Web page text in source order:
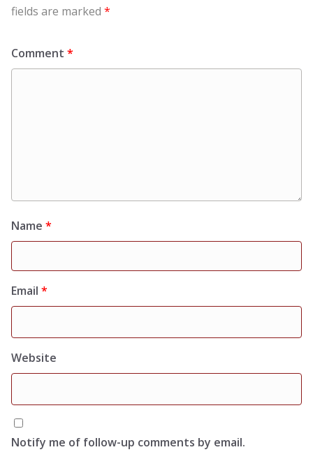
fields are marked *
Comment *
Name *
Email *
Website
Notify me of follow-up comments by email.